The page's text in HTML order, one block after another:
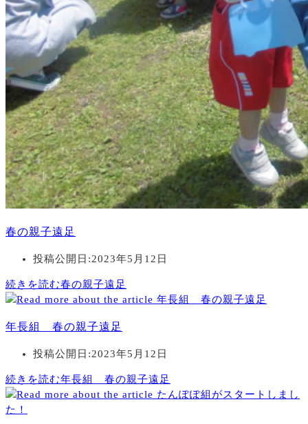
春の親子遠足
投稿公開日:2023年5月12日
続きを読む春の親子遠足
年長組 春の親子遠足
投稿公開日:2023年5月12日
続きを読む年長組 春の親子遠足